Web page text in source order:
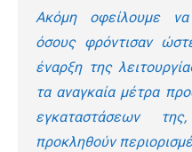
Ακόμη οφείλουμε
όσους φρόντισαν
έναρξη της
τα αναγκαία μέτρα
εγκαταστάσεων
προκληθούν